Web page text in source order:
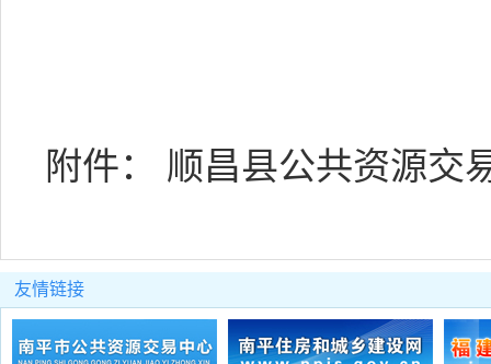
附件： 顺昌县公共资源交
友情链接